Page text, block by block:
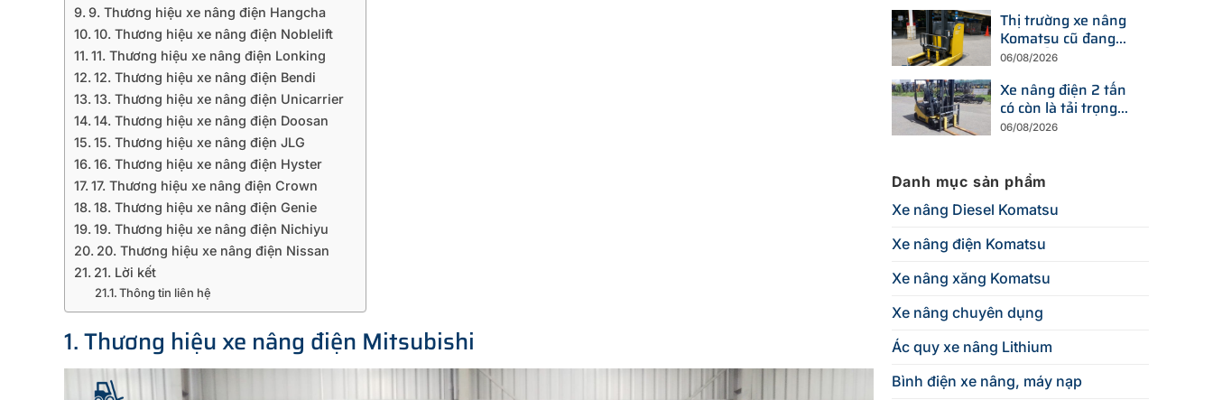
9. Thương hiệu xe nâng điện Hangcha
10. Thương hiệu xe nâng điện Noblelift
11. Thương hiệu xe nâng điện Lonking
12. Thương hiệu xe nâng điện Bendi
13. Thương hiệu xe nâng điện Unicarrier
14. Thương hiệu xe nâng điện Doosan
15. Thương hiệu xe nâng điện JLG
16. Thương hiệu xe nâng điện Hyster
17. Thương hiệu xe nâng điện Crown
18. Thương hiệu xe nâng điện Genie
19. Thương hiệu xe nâng điện Nichiyu
20. Thương hiệu xe nâng điện Nissan
21. Lời kết
Thông tin liên hệ
1. Thương hiệu xe nâng điện Mitsubishi
chi phí?
Thị trường xe nâng
Komatsu cũ đang
thay đổi ra sao trước
thiết bị mới?
06/08/2026
Xe nâng điện 2 tấn
có còn là tải trọng
được doanh nghiệp
06/08/2026
Danh mục sản phẩm
Xe nâng Diesel Komatsu
Xe nâng điện Komatsu
Xe nâng xăng Komatsu
Xe nâng chuyên dụng
Ác quy xe nâng Lithium
Bình điện xe nâng, máy nạp